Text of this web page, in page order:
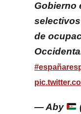
Gobierno
de
— Aby